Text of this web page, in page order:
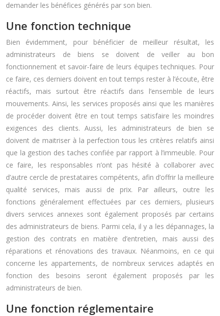
demander les bénéfices générés par son bien.
Une fonction technique
Bien évidemment, pour bénéficier de meilleur résultat, les
administrateurs de biens se doivent de veiller au bon
fonctionnement et savoir-faire de leurs équipes techniques. Pour
ce faire, ces derniers doivent en tout temps rester à l’écoute, être
réactifs, mais surtout être réactifs dans l’ensemble de leurs
mouvements. Ainsi, les services proposés ainsi que les manières
de procéder doivent être en tout temps satisfaire les moindres
exigences des clients. Aussi, les administrateurs de bien se
doivent de maitriser à la perfection tous les critères relatifs ainsi
que la gestion des taches confiée par rapport à l’immeuble. Pour
ce faire, les responsables n’ont pas hésité à collaborer avec
d’autre cercle de prestataires compétents, afin d’offrir la meilleure
qualité services, mais aussi de prix. Par ailleurs, outre les
fonctions généralement effectuées par ces derniers, plusieurs
divers services annexes sont également proposés par certains
des administrateurs de biens. Parmi cela, il y a les dépannages, la
gestion des contrats en matière d’entretien, mais aussi des
réparations et rénovations des travaux. Néanmoins, en ce qui
concerne les appartements, de nombreux services adaptés en
fonction des besoins seront également proposés par les
administrateurs de bien.
Une fonction réglementaire